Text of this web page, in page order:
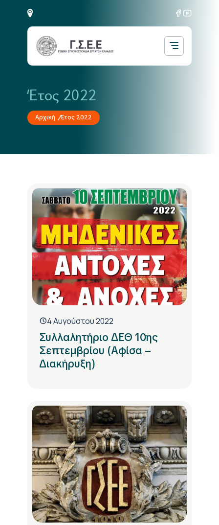
Έτος 2022
Αρχική Έτος 2022
4 Αυγούστου 2022
Συλλαλητήριο ΔΕΘ 10ης
Σεπτεμβρίου (Αφίσα –
Διακήρυξη)